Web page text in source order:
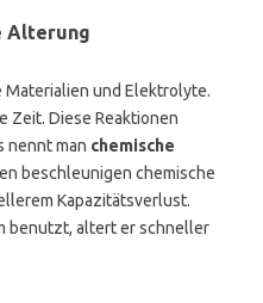
Alterung
Materialien und Elektrolyte.
Zeit. Diese Reaktionen
nennt man chemische
beschleunigen chemische
Kapazitätsverlust.
benutzt, altert er schneller